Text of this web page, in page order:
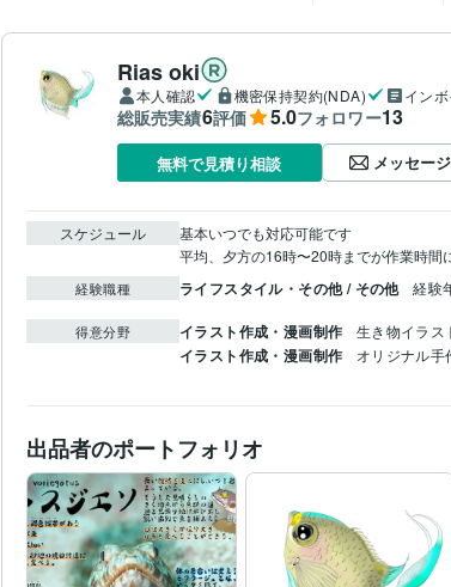
Rias oki
本人確認 機密保持契約(NDA) イン
総販売実績6評価 5.0フォロワー13
無料で見積り相談 メッセー
スケジュール
基本いつでも対応可能です
平均、夕方の16時〜20時までが作業時間
経験職種 ライフスタイル・その他 / その他 経験
得意分野 イラスト作成・漫画制作 生き物イラス
イラスト作成・漫画制作 オリジナル手
出品者のポートフォリオ